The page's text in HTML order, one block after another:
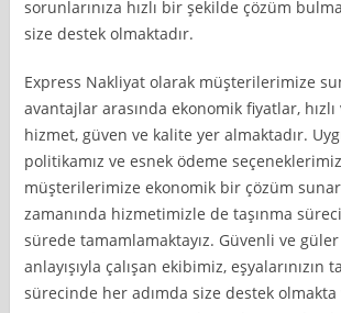
sorunlarınıza hızlı bir şekilde çözüm
size destek olmaktadır.
Express Nakliyat olarak müşterilerimize
avantajlar arasında ekonomik fiyatlar, hızlı
hizmet, güven ve kalite yer almaktadır.
politikamız ve esnek ödeme
müşterilerimize ekonomik bir çözüm
zamanında hizmetimizle de taşınma
sürede tamamlamaktayız. Güvenli ve
anlayışıyla çalışan ekibimiz, eşyalarınızın
sürecinde her adımda size destek